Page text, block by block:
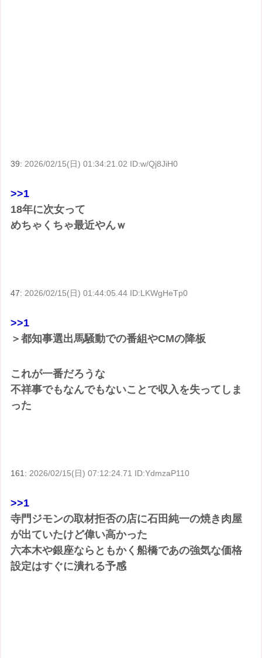
39: 2026/02/15(日) 01:34:21.02 ID:w/Qj8JiH0
>>1
18年に次女って
めちゃくちゃ最近やんｗ
47: 2026/02/15(日) 01:44:05.44 ID:LKWgHeTp0
>>1
＞都知事選出馬騒動での番組やCMの降板
これが一番だろうな
不祥事でもなんでもないことで収入を失ってしま
った
161: 2026/02/15(日) 07:12:24.71 ID:YdmzaP110
>>1
寺門ジモンの取材拒否の店に石田純一の焼き肉屋
が出ていたけど偉い高かった
六本木や銀座ならともかく船橋であの強気な価格
設定はすぐに潰れる予感